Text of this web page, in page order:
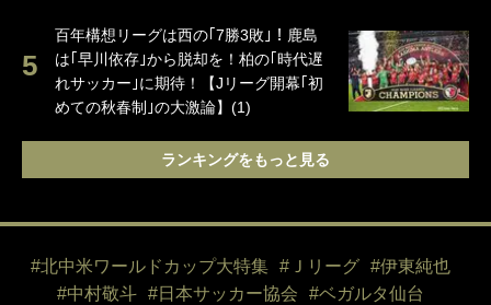
百年構想リーグは西の｢7勝3敗｣！鹿島
は｢早川依存｣から脱却を！柏の｢時代遅
れサッカー｣に期待！【Jリーグ開幕｢初
めての秋春制｣の大激論】(1)
ランキングをもっと見る
#北中米ワールドカップ大特集 #Ｊリーグ
#伊東純也
#中村敬斗
#日本サッカー協会
#ベガルタ仙台